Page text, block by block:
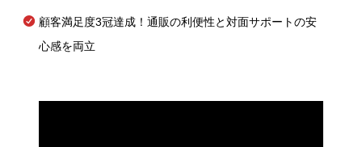
顧客満足度3冠達成！通販の利便性と対面サポートの安
心感を両立